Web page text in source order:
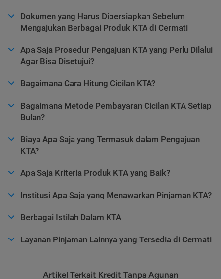
Dokumen yang Harus Dipersiapkan Sebelum
Mengajukan Berbagai Produk KTA di Cermati
Apa Saja Prosedur Pengajuan KTA yang Perlu Dilalui
Agar Bisa Disetujui?
Bagaimana Cara Hitung Cicilan KTA?
Bagaimana Metode Pembayaran Cicilan KTA Setiap
Bulan?
Biaya Apa Saja yang Termasuk dalam Pengajuan
KTA?
Apa Saja Kriteria Produk KTA yang Baik?
Institusi Apa Saja yang Menawarkan Pinjaman KTA?
Berbagai Istilah Dalam KTA
Layanan Pinjaman Lainnya yang Tersedia di Cermati
Artikel Terkait Kredit Tanpa Agunan